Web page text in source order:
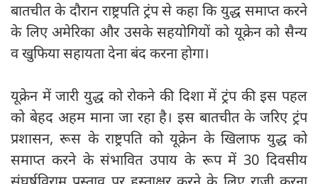
बातचीत के दौरान राष्ट्रपति ट्रंप से कहा कि युद्ध समाप्त करने
के लिए अमेरिका और उसके सहयोगियों को यूक्रेन को सैन्य
व खुफिया सहायता देना बंद करना होगा।
यूक्रेन में जारी युद्ध को रोकने की दिशा में ट्रंप की इस पहल
को बेहद अहम माना जा रहा है। इस बातचीत के जरिए ट्रंप
प्रशासन, रूस के राष्ट्रपति को यूक्रेन के खिलाफ युद्ध को
समाप्त करने के संभावित उपाय के रूप में 30 दिवसीय